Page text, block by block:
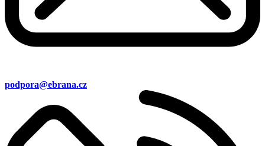
podpora@ebrana.cz